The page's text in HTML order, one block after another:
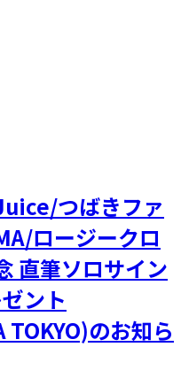
つばきファ
ロージークロ
直筆ソロサイン
ント
TOKYO)のお知ら